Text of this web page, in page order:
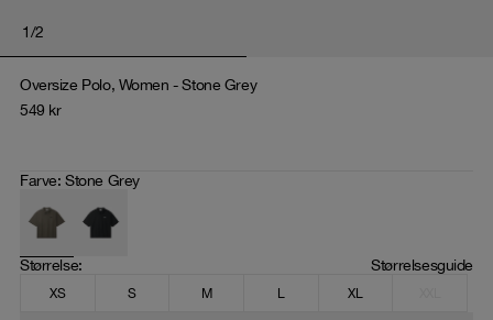
1/2
Oversize Polo, Women - Stone Grey
549 kr
Farve:Stone Grey
Størrelse: Størrelsesguide
XS S M L XL